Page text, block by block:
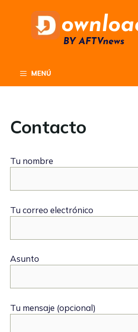
contenido
MENÚ
Contacto
Tu nombre
Tu correo electrónico
Asunto
Tu mensaje (opcional)